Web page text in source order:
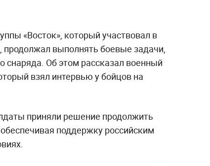
«Восток», который участвовал в
выполнять боевые задачи,
снаряда. Об этом рассказал военный
взял интервью у бойцов на
приняли решение продолжить
поддержку российским